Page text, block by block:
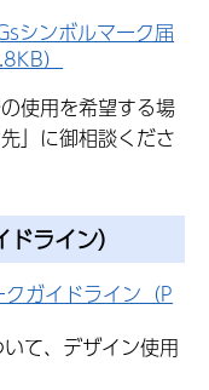
シンボルマーク届
）
使用を希望する場
」に御相談くださ
ライン）
ガイドライン（P
て、デザイン使用